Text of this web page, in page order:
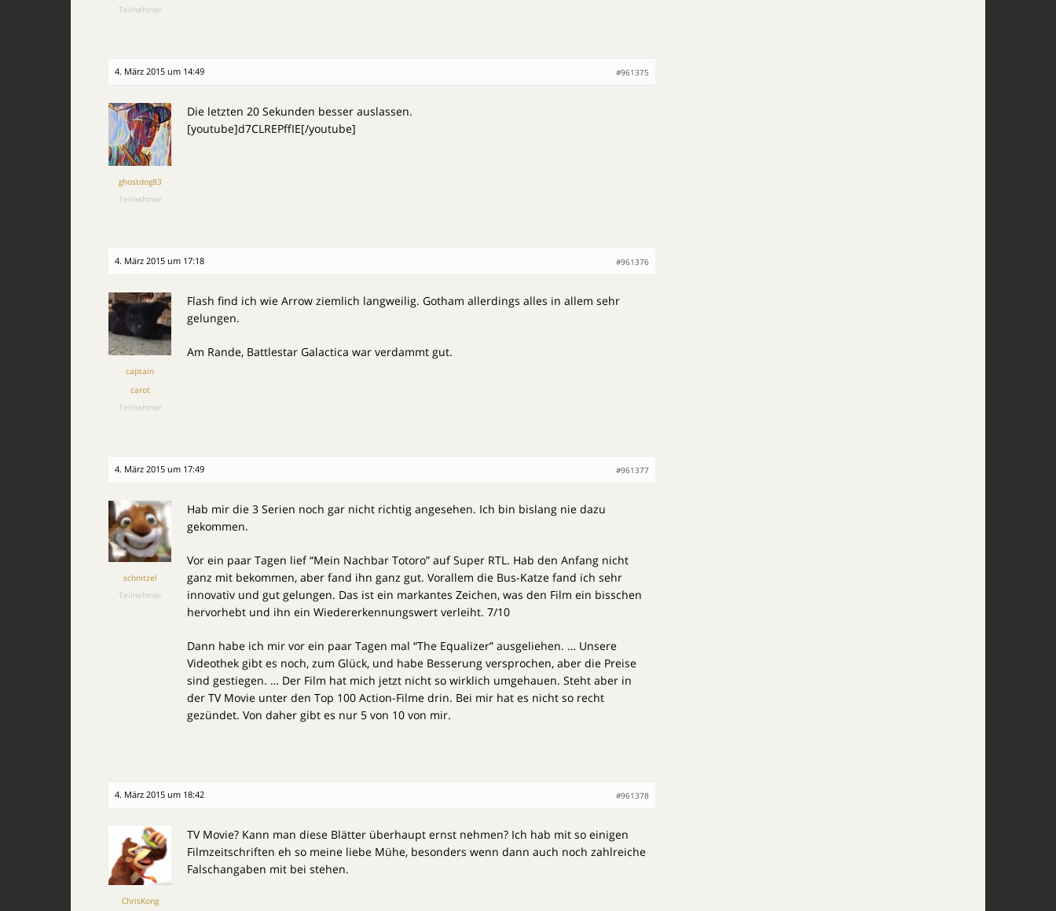
Teilnehmer
4. März 2015 um 14:49 #961375
ghostdog83
Teilnehmer
Die letzten 20 Sekunden besser auslassen.
[youtube]d7CLREPffIE[/youtube]
4. März 2015 um 17:18 #961376
captain
carot
Teilnehmer
Flash find ich wie Arrow ziemlich langweilig. Gotham allerdings alles in allem sehr
gelungen.
Am Rande, Battlestar Galactica war verdammt gut.
4. März 2015 um 17:49 #961377
schnitzel
Teilnehmer
Hab mir die 3 Serien noch gar nicht richtig angesehen. Ich bin bislang nie dazu
gekommen.
Vor ein paar Tagen lief “Mein Nachbar Totoro” auf Super RTL. Hab den Anfang nicht
ganz mit bekommen, aber fand ihn ganz gut. Vorallem die Bus-Katze fand ich sehr
innovativ und gut gelungen. Das ist ein markantes Zeichen, was den Film ein bisschen
hervorhebt und ihn ein Wiedererkennungswert verleiht. 7/10
Dann habe ich mir vor ein paar Tagen mal “The Equalizer” ausgeliehen. … Unsere
Videothek gibt es noch, zum Glück, und habe Besserung versprochen, aber die Preise
sind gestiegen. … Der Film hat mich jetzt nicht so wirklich umgehauen. Steht aber in
der TV Movie unter den Top 100 Action-Filme drin. Bei mir hat es nicht so recht
gezündet. Von daher gibt es nur 5 von 10 von mir.
4. März 2015 um 18:42 #961378
ChrisKong
TV Movie? Kann man diese Blätter überhaupt ernst nehmen? Ich hab mit so einigen
Filmzeitschriften eh so meine liebe Mühe, besonders wenn dann auch noch zahlreiche
Falschangaben mit bei stehen.